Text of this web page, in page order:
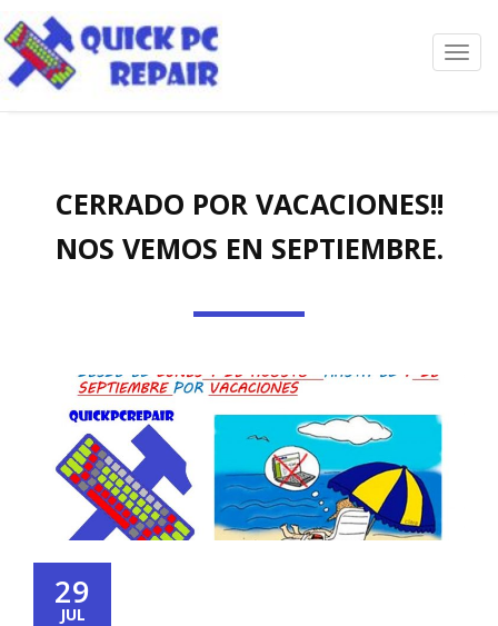
CERRADO POR VACACIONES!!
NOS VEMOS EN SEPTIEMBRE.
29
JUL